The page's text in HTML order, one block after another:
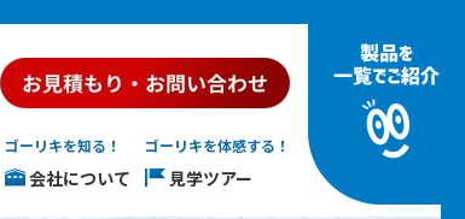
ゴーリキを知る！
会社について
ゴーリキを体感する！
見学ツアー